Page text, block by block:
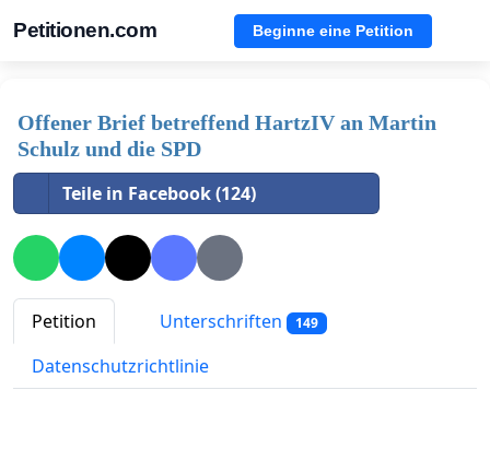
Petitionen.com Beginne eine Petition
Offener Brief betreffend HartzIV an Martin
Schulz und die SPD
Teile in Facebook (124)
Petition Unterschriften 149
Datenschutzrichtlinie